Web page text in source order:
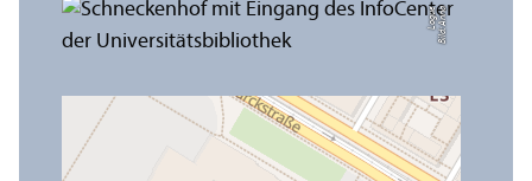
Bil
d:
A
n
n
a
L
o
g
u
e